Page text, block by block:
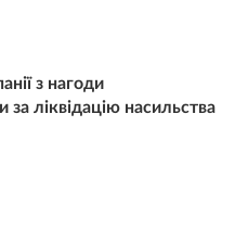
з нагоди
ліквідацію насильства